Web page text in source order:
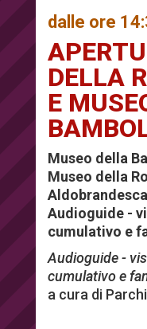
dalle ore
DELLA
E
Museo della
Museo della
Aldobrandesca
Audioguide -
cumulativo e
Audioguide -
cumulativo e
a cura di